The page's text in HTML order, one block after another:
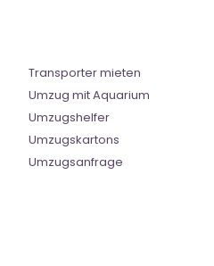
Transporter mieten
Umzug mit Aquarium
Umzugshelfer
Umzugskartons
Umzugsanfrage